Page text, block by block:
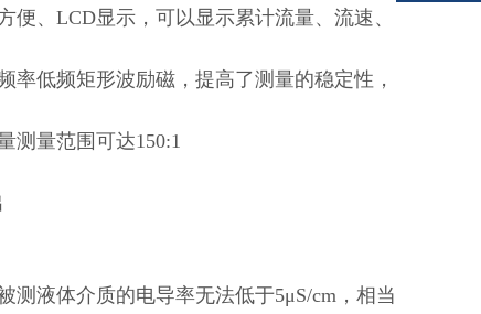
、LCD显示，可以显示累计流量、流速、
低频矩形波励磁，提高了测量的稳定性，
量范围可达150:1
液体介质的电导率无法低于5μS/cm，相当